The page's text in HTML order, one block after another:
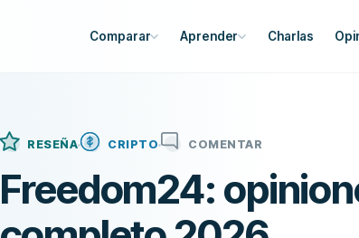
Comparar Aprender Charlas
RESEÑA CRIPTO COMENTAR
Freedom24: